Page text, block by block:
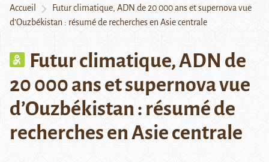
Accueil
Futur climatique, ADN de 20 000 ans et supernova vue
d’Ouzbékistan : résumé de recherches en Asie centrale
Futur climatique, ADN de
20 000 ans et supernova vue
d’Ouzbékistan : résumé de
recherches en Asie centrale